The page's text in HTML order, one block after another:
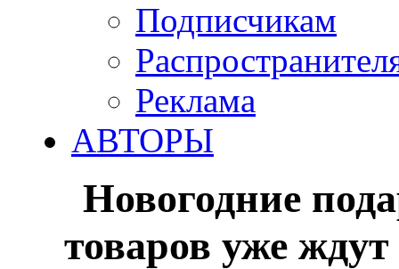
Подписчикам
Реклама
АВТОРЫ
Новогодние
товаров уже